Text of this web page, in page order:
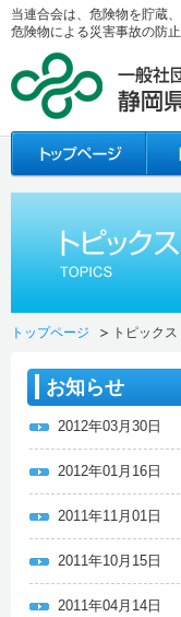
当連合会は、危険物を貯蔵
危険物による災害事故の防
トップページ トピックス
お知らせ
2012年03月30日
2012年01月16日
2011年11月01日
2011年10月15日
2011年04月14日